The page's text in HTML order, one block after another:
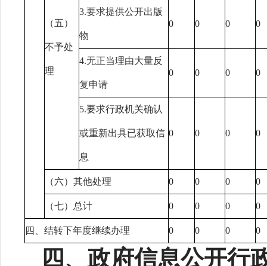
（五）
不予处
理
3.要求提供公开出版
物
0 0 0 0
4.无正当理由大量反
复申请
0 0 0 0
5.要求行政机关确认
或重新出具已获取信
息
0 0 0 0
（六）其他处理 0 0 0 0
（七）总计 0 0 0 0
四、结转下年度继续办理 0 0 0 0
四、政府信息公开行